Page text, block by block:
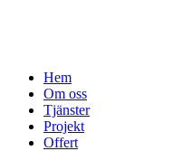
Hem
Om oss
Tjänster
Projekt
Offert